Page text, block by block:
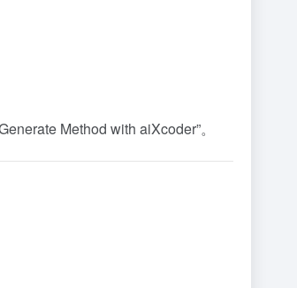
Method with aiXcoder”。